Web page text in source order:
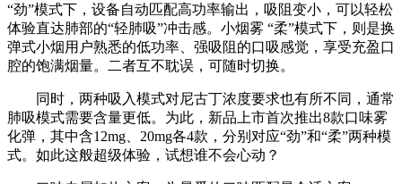
“劲”模式下，设备自动匹配高功率输出，吸阻变小，可以轻松
体验直达肺部的“轻肺吸”冲击感。小烟雾 “柔”模式下，则是换
弹式小烟用户熟悉的低功率、强吸阻的口吸感觉，享受充盈口
腔的饱满烟量。二者互不耽误，可随时切换。
同时，两种吸入模式对尼古丁浓度要求也有所不同，通常
肺吸模式需要含量更低。为此，新品上市首次推出8款口味雾
化弹，其中含12mg、20mg各4款，分别对应“劲”和“柔”两种模
式。如此这般超级体验，试想谁不会心动？